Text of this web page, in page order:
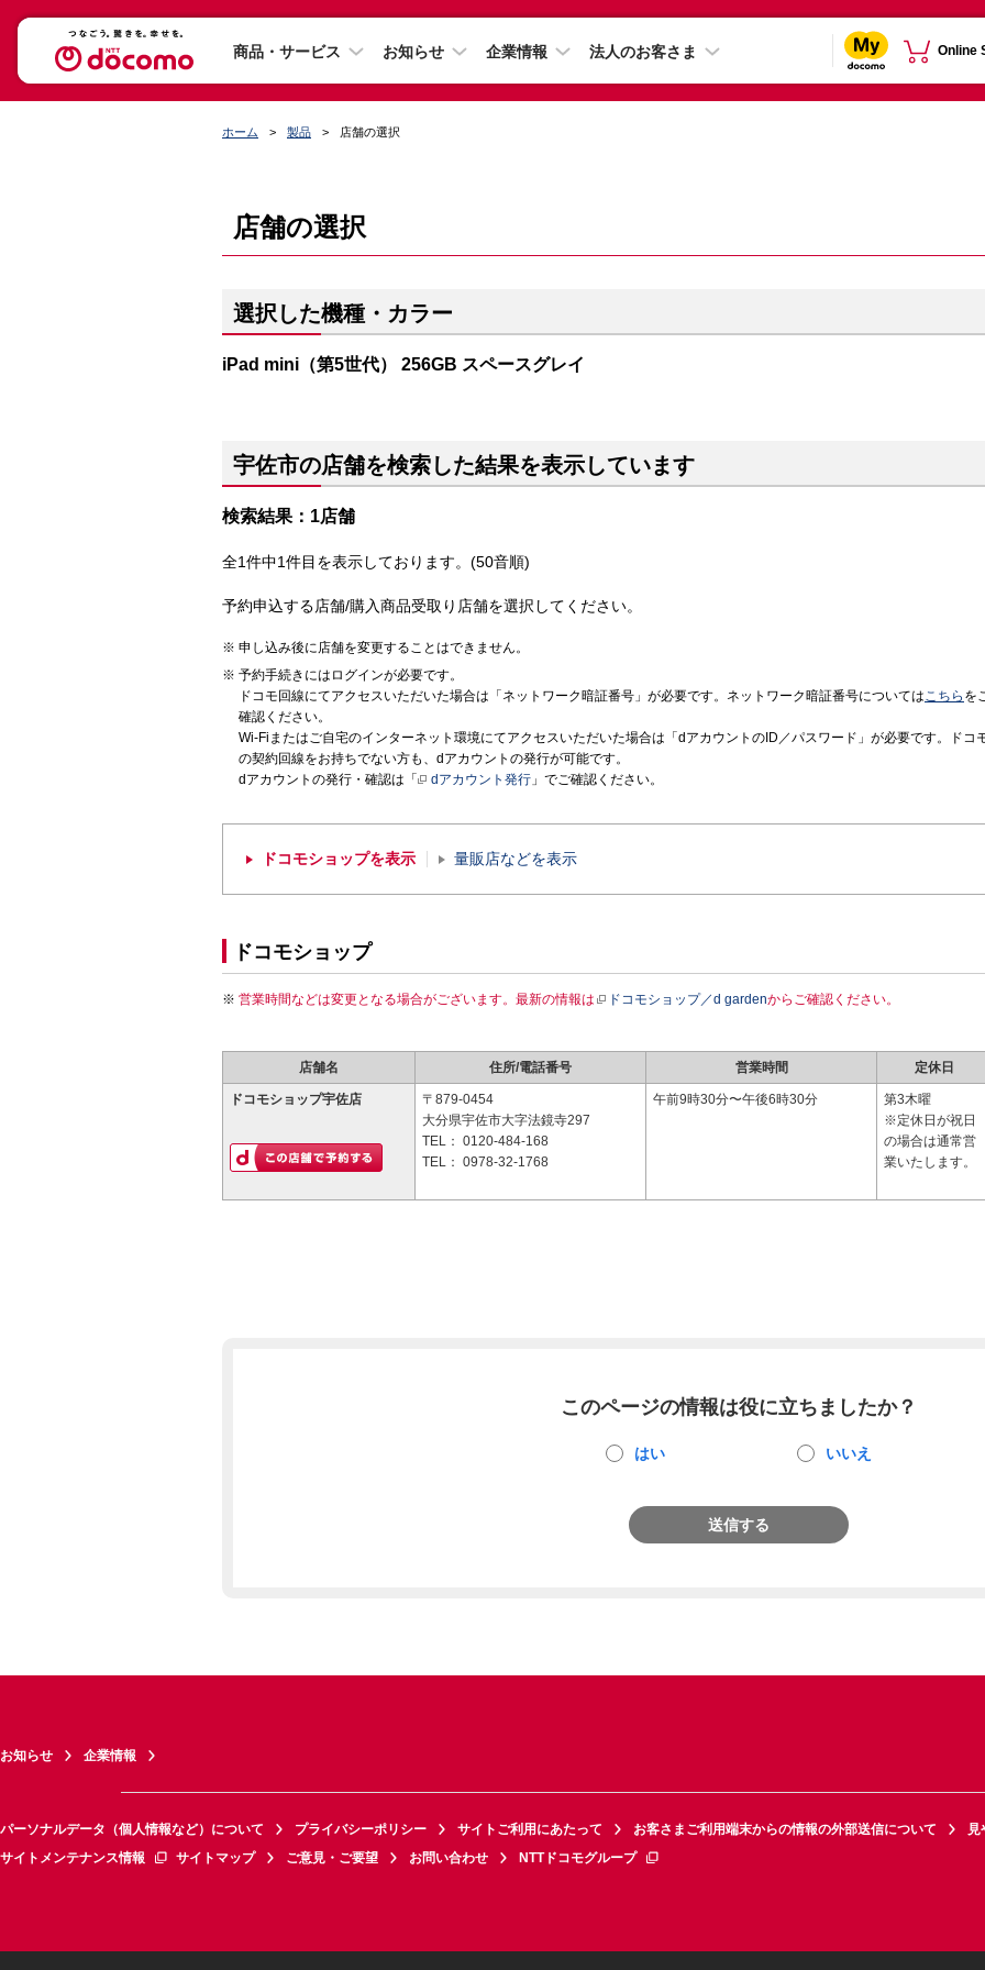
商品・サービス お知らせ 企業情報 法人のお客さま Online
ホーム 製品 店舗の選択
店舗の選択
選択した機種・カラー
iPad mini（第5世代） 256GB スペースグレイ
宇佐市の店舗を検索した結果を表示しています
検索結果：1店舗
全1件中1件目を表示しております。(50音順)
予約申込する店舗/購入商品受取り店舗を選択してください。
申し込み後に店舗を変更することはできません。
予約手続きにはログインが必要です。
ドコモ回線にてアクセスいただいた場合は「ネットワーク暗証番号」が必要です。ネットワーク暗証番号についてはこちら を
確認ください。
Wi-Fiまたはご自宅のインターネット環境にてアクセスいただいた場合は「dアカウントのID／パスワード」が必要です。ドコ
の契約回線をお持ちでない方も、dアカウントの発行が可能です。
dアカウントの発行・確認は「
dアカウント発行 」でご確認ください。
ドコモショップを表示 量販店などを表示
ドコモショップ
営業時間などは変更となる場合がございます。最新の情報は ドコモショップ／d gardenからご確認ください。
店舗名 住所/電話番号 営業時間 定休日
ドコモショップ宇佐店
〒879-0454
大分県宇佐市大字法鏡寺297
TEL： 0120-484-168
TEL： 0978-32-1768
午前9時30分〜午後6時30分
第3木曜
※定休日が祝日
の場合は通常営
業いたします。
このページの情報は役に立ちましたか？
はい いいえ
送信する
お知らせ 企業情報
パーソナルデータ（個人情報など）について プライバシーポリシー サイトご利用にあたって お客さまご利用端末からの情報の外部送信について
見
サイトメンテナンス情報
サイトマップ ご意見・ご要望 お問い合わせ NTTドコモグループ